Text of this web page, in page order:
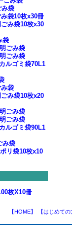
み袋
袋10枚x30冊
み袋10枚x30
袋
ごみ袋
ごみ袋
ルゴミ袋70L1
袋
み袋10枚x20
ごみ袋
ごみ袋
ルゴミ袋90L1
み袋
リ袋10枚x10
枚X10冊
【HOME】 【はじめての